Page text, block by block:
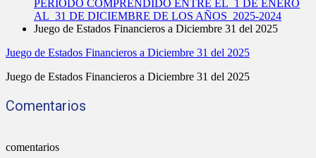
PERIODO COMPRENDIDO ENTRE EL 1 DE ENERO
AL 31 DE DICIEMBRE DE LOS AÑOS 2025-2024
Juego de Estados Financieros a Diciembre 31 del 2025
Juego de Estados Financieros a Diciembre 31 del 2025
Juego de Estados Financieros a Diciembre 31 del 2025
Comentarios
comentarios